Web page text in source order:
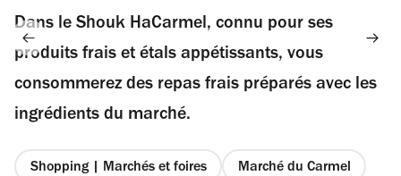
Dans le Shouk HaCarmel, connu pour ses
produits frais et étals appétissants, vous
consommerez des repas frais préparés avec les
ingrédients du marché.
Shopping | Marchés et foires Marché du Carmel